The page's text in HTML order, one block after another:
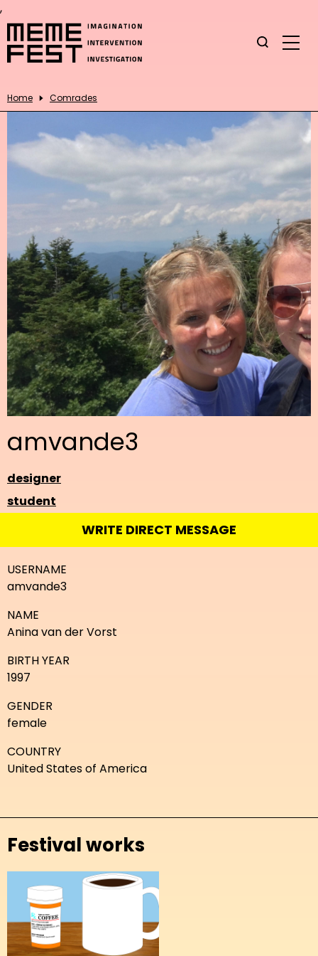
,
Home Comrades
amvande3
designer
student
WRITE DIRECT MESSAGE
USERNAME
amvande3
NAME
Anina van der Vorst
BIRTH YEAR
1997
GENDER
female
COUNTRY
United States of America
Festival works